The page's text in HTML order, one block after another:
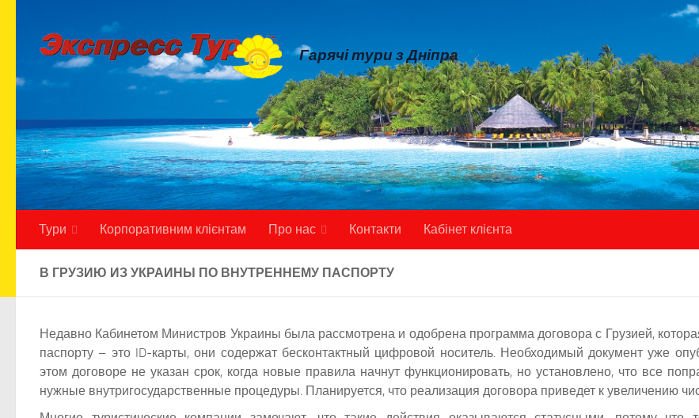
Skip to content
Гарячі тури з Дніпра
Тури Корпоративним клієнтам Про нас Контакти Кабінет клієнта
В ГРУЗИЮ ИЗ УКРАИНЫ ПО ВНУТРЕННЕМУ ПАСПОРТУ
Недавно Кабинетом Министров Украины была рассмотрена и одобрена программа договора с Грузией,
паспорту – это ID-карты, они содержат бесконтактный цифровой носитель. Необходимый документ уже
этом договоре не указан срок, когда новые правила начнут функционировать, но установлено, что все
нужные внутригосударственные процедуры. Планируется, что реализация договора приведет к увеличению